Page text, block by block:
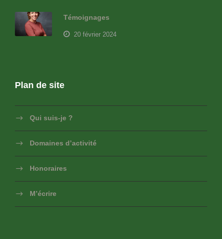
Témoignages
20 février 2024
Plan de site
Qui suis-je ?
Domaines d’activité
Honoraires
M’écrire